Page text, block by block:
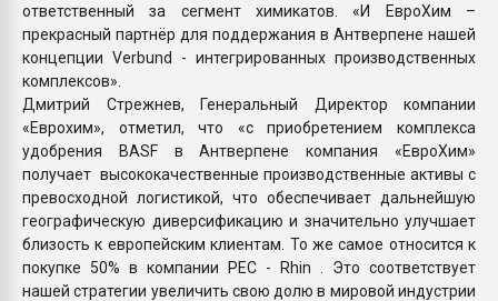
ответственный за сегмент химикатов. «И ЕвроХим –
прекрасный партнёр для поддержания в Антверпене нашей
концепции Verbund - интегрированных производственных
комплексов».
Дмитрий Стрежнев, Генеральный Директор компании
«Еврохим», отметил, что «с приобретением комплекса
удобрения BASF в Антверпене компания «ЕвроХим»
получает высококачественные производственные активы с
превосходной логистикой, что обеспечивает дальнейшую
географическую диверсификацию и значительно улучшает
близость к европейским клиентам. То же самое относится к
покупке 50% в компании PEC - Rhin . Это соответствует
нашей стратегии увеличить свою долю в мировой индустрии